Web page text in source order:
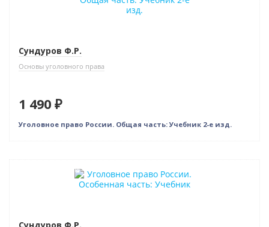
Сундуров Ф.Р.
Основы уголовного права
1 490 ₽
Уголовное право России. Общая часть: Учебник 2-е изд.
Нет в наличии